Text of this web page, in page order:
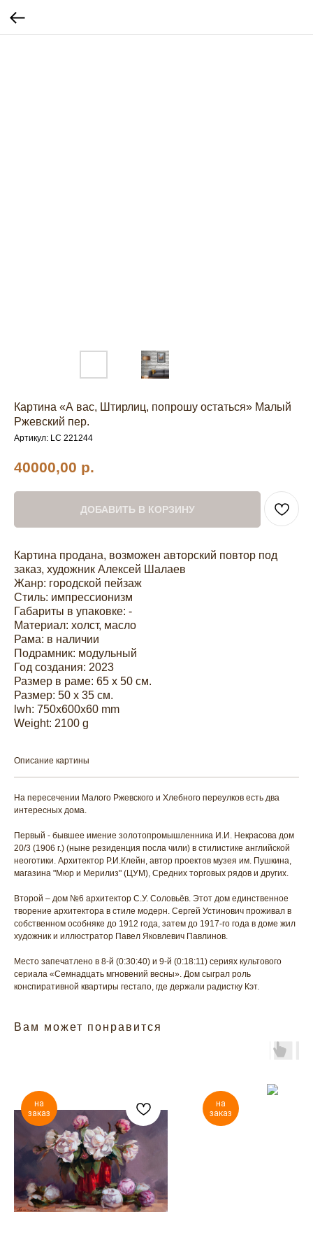
Картина «А вас, Штирлиц, попрошу остаться» Малый
Ржевский пер.
Артикул: LC 221244
40000,00 р.
ДОБАВИТЬ В КОРЗИНУ
Картина продана, возможен авторский повтор под
заказ, художник Алексей Шалаев
Жанр: городской пейзаж
Стиль: импрессионизм
Габариты в упаковке: -
Материал: холст, масло
Рама: в наличии
Подрамник: модульный
Год создания: 2023
Размер в раме: 65 х 50 см.
Размер: 50 х 35 см.
lwh: 750x600x60 mm
Weight: 2100 g
Описание картины
На пересечении Малого Ржевского и Хлебного переулков есть два
интересных дома.
Первый - бывшее имение золотопромышленника И.И. Некрасова дом
20/3 (1906 г.) (ныне резиденция посла чили) в стилистике английской
неоготики. Архитектор Р.И.Клейн, автор проектов музея им. Пушкина,
магазина "Мюр и Мерилиз" (ЦУМ), Средних торговых рядов и других.
Второй – дом №6 архитектор С.У. Соловьёв. Этот дом единственное
творение архитектора в стиле модерн. Сергей Устинович проживал в
собственном особняке до 1912 года, затем до 1917-го года в доме жил
художник и иллюстратор Павел Яковлевич Павлинов.
Место запечатлено в 8-й (0:30:40) и 9-й (0:18:11) сериях культового
сериала «Семнадцать мгновений весны». Дом сыграл роль
конспиративной квартиры гестапо, где держали радистку Кэт.
Вам может понравится
на
заказ
на
заказ